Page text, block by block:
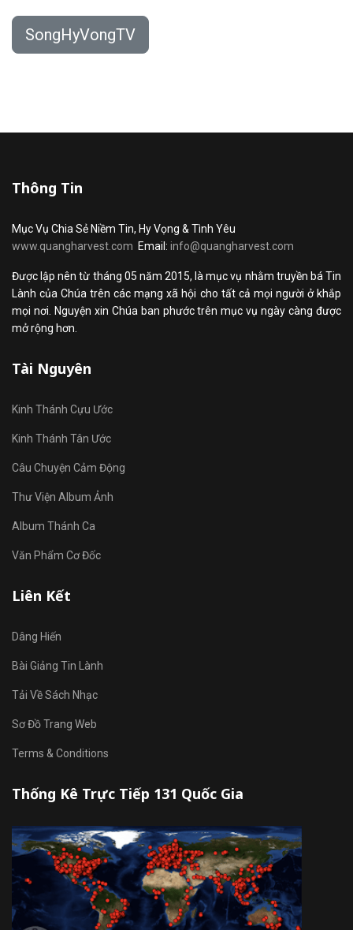
SongHyVongTV
Thông Tin
Mục Vụ Chia Sẻ Niềm Tin, Hy Vọng & Tình Yêu
www.quangharvest.com Email: info@quangharvest.com
Được lập nên từ tháng 05 năm 2015, là mục vụ nhằm truyền bá Tin
Lành của Chúa trên các mạng xã hội cho tất cả mọi người ở khắp
mọi nơi. Nguyện xin Chúa ban phước trên mục vụ ngày càng được
mở rộng hơn.
Tài Nguyên
Kinh Thánh Cựu Ước
Kinh Thánh Tân Ước
Câu Chuyện Cảm Động
Thư Viện Album Ảnh
Album Thánh Ca
Văn Phẩm Cơ Đốc
Liên Kết
Dâng Hiến
Bài Giảng Tin Lành
Tải Về Sách Nhạc
Sơ Đồ Trang Web
Terms & Conditions
Thống Kê Trực Tiếp 131 Quốc Gia